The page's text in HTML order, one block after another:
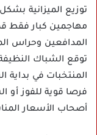
توزيع الميزانية
مهاجمين كبار فقط
المدافعين وحراس
توقع الشباك
المنتخبات في بداية
فرصا قوية للفوز أو
أصحاب الأسعار